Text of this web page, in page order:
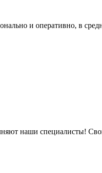
и оперативно, в
наши специалисты!